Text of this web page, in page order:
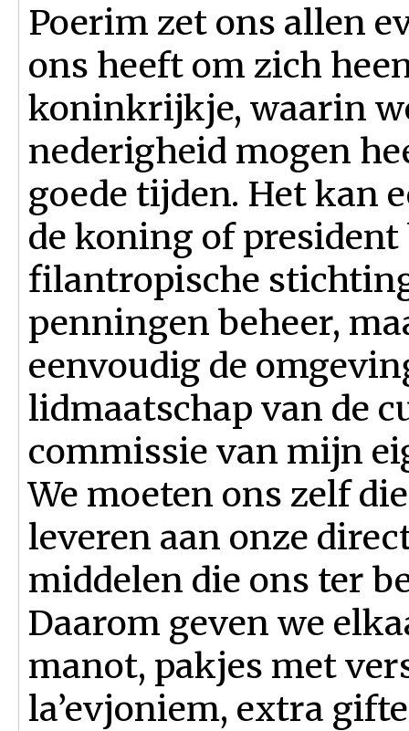
Poerim zet ons allen
ons heeft om zich
koninkrijkje, waarin
nederigheid mogen
goede tijden. Het kan
de koning of
filantropische
penningen beheer,
eenvoudig de
lidmaatschap van de
commissie van mijn
We moeten ons zelf
leveren aan onze
middelen die ons ter
Daarom geven we
manot, pakjes met
la’evjoniem, extra